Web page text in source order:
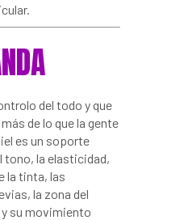
del todo y que
de lo que la gente
es un soporte
tono, la elasticidad,
la tinta, las
la zona del
su movimiento